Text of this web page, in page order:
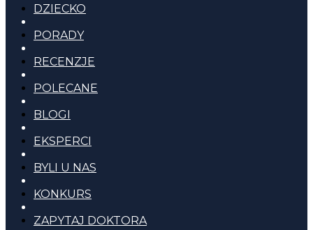
DZIECKO
PORADY
RECENZJE
POLECANE
BLOGI
EKSPERCI
BYLI U NAS
KONKURS
ZAPYTAJ DOKTORA